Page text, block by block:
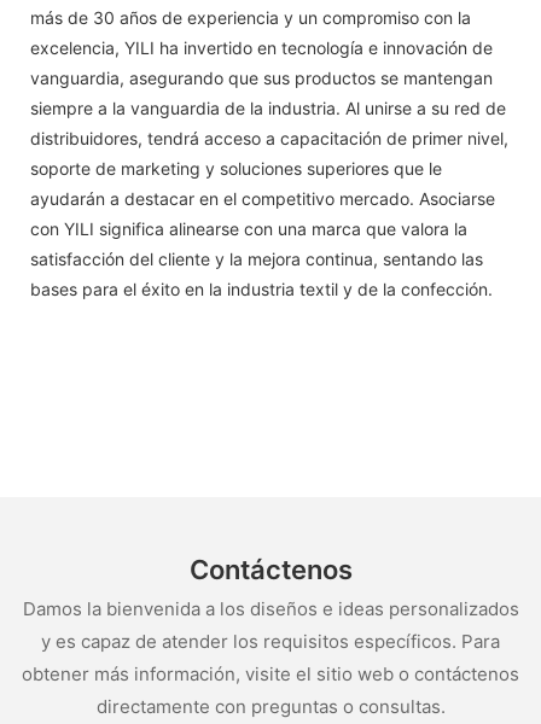
más de 30 años de experiencia y un compromiso con la
excelencia, YILI ha invertido en tecnología e innovación de
vanguardia, asegurando que sus productos se mantengan
siempre a la vanguardia de la industria. Al unirse a su red de
distribuidores, tendrá acceso a capacitación de primer nivel,
soporte de marketing y soluciones superiores que le
ayudarán a destacar en el competitivo mercado. Asociarse
con YILI significa alinearse con una marca que valora la
satisfacción del cliente y la mejora continua, sentando las
bases para el éxito en la industria textil y de la confección.
Contáctenos
Damos la bienvenida a los diseños e ideas personalizados
y es capaz de atender los requisitos específicos. Para
obtener más información, visite el sitio web o contáctenos
directamente con preguntas o consultas.